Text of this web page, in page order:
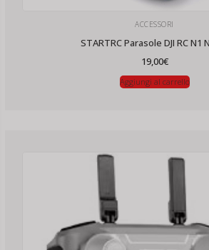
ACCESSORI
STARTRC Parasole DJI RC N1
19,00€
Aggiungi al carrello